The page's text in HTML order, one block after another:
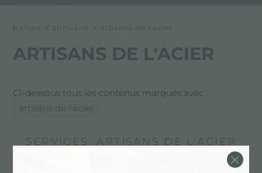
balises d'annuaire > artisans de l'acier
ARTISANS DE L'ACIER
Ci-dessous tous les contenus marqués avec :
artisans de l'acier
SERVICES: ARTISANS DE L'ACIER